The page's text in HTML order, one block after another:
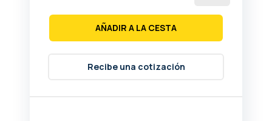
AÑADIR A LA CESTA
Recibe una cotización